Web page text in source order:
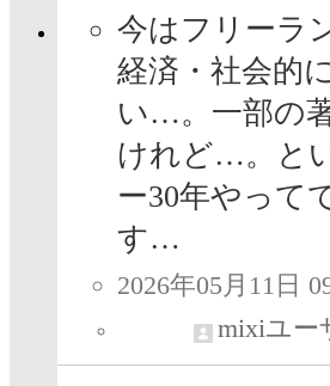
今はフリーラ
経済・社会的
い…。一部の
けれど…。と
ー30年やって
す…
2026年05月11日
mixiユー